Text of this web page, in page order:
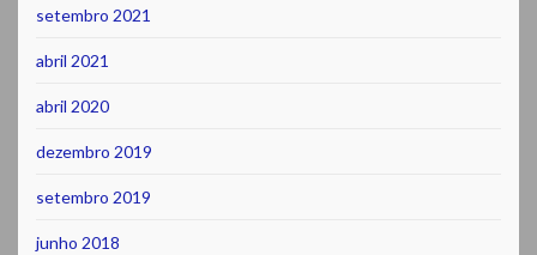
setembro 2021
abril 2021
abril 2020
dezembro 2019
setembro 2019
junho 2018